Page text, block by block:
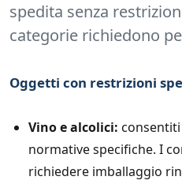
spedita senza
categorie richiedono
Oggetti con restrizioni
Vino e alcolici:
normative specifiche. I
richiedere imballaggio